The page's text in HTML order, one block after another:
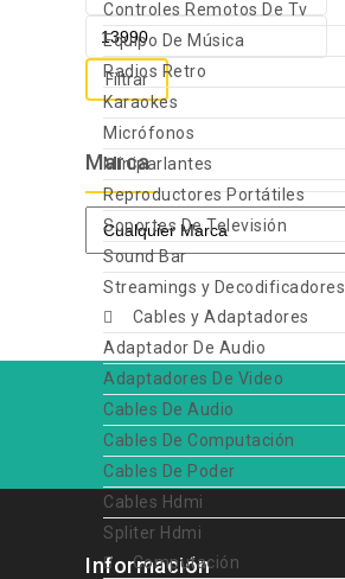
Controles Remotos De Tv
Equipo De Música
Radios Retro
Karaokes
Micrófonos
Miniparlantes
Reproductores Portátiles
Soportes De Televisión
Sound Bar
Streamings y Decodificadores
Cables y Adaptadores
Adaptador De Audio
Adaptadores De Video
Cables De Audio
Cables De Computación
Cables De Poder
Cables Hdmi
Spliter Hdmi
Computación
Filtrar
Marca
Información